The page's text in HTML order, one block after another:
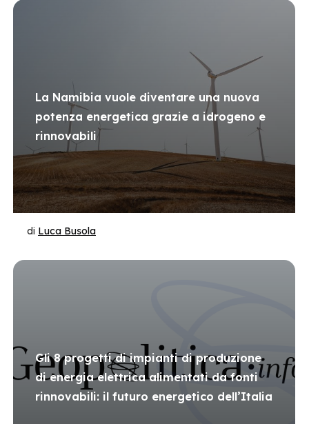
La Namibia vuole diventare una nuova
potenza energetica grazie a idrogeno e
rinnovabili
di Luca Busola
Gli 8 progetti di impianti di produzione
di energia elettrica alimentati da fonti
rinnovabili: il futuro energetico dell’Italia